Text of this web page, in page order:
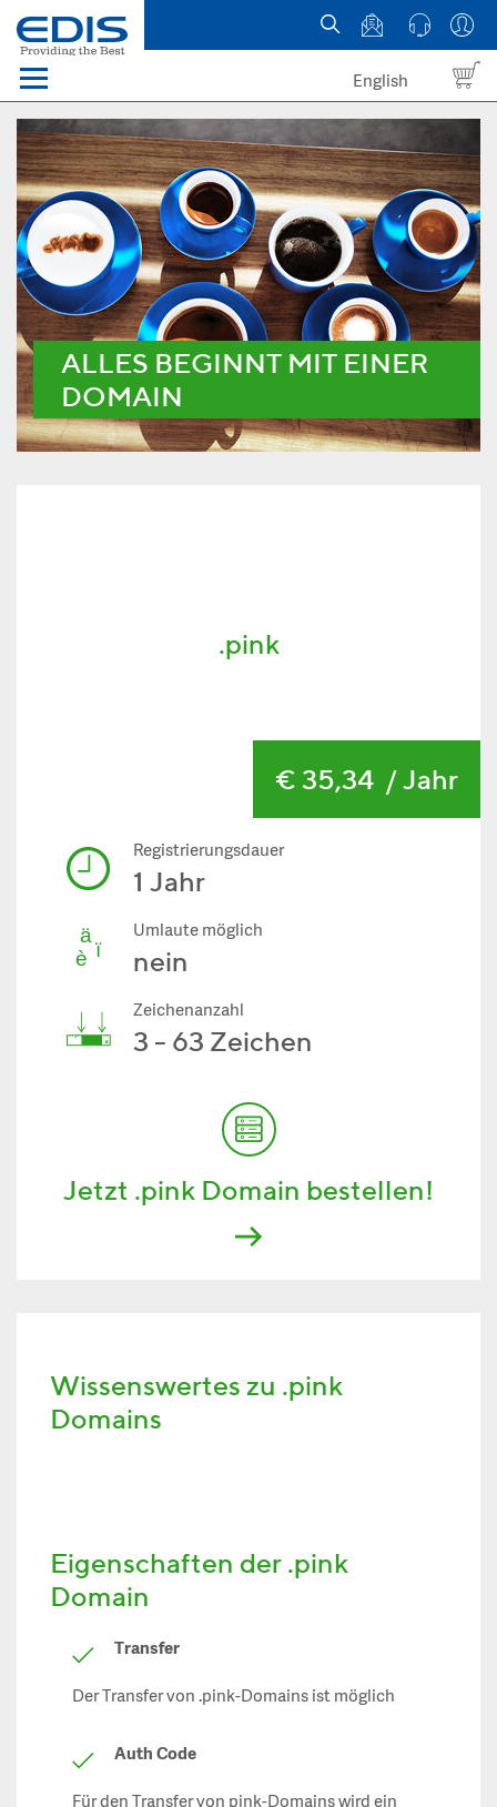
Menü
Domains
Webhosting Österreich
News
über EDIS
English
ALLES BEGINNT MIT EINER
DOMAIN
.pink
€ 35,34 / Jahr
Registrierungsdauer
1 Jahr
Umlaute möglich
nein
Zeichenanzahl
3 - 63 Zeichen
Jetzt .pink Domain bestellen!
Wissenswertes zu .pink
Domains
Eigenschaften der .pink
Domain
Transfer
Der Transfer von .pink-Domains ist möglich
Auth Code
Für den Transfer von pink-Domains wird ein